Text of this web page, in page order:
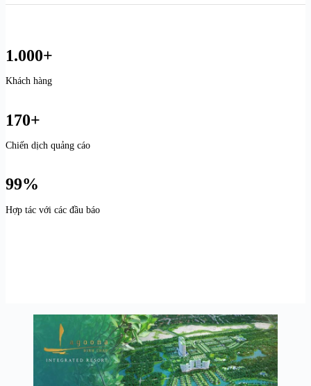
1.000+
Khách hàng
170+
Chiến dịch quảng cáo
99%
Hợp tác với các đầu báo